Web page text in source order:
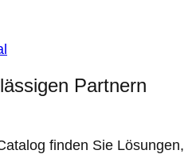
Partnern
finden Sie Lösungen,